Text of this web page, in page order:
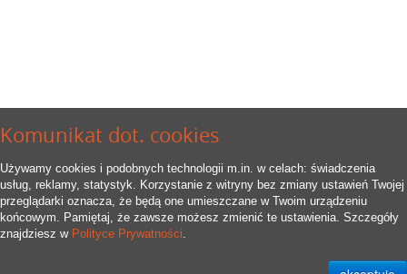
Komunikat dot. cookies
Używamy cookies i podobnych technologii m.in. w celach: świadczenia
usług, reklamy, statystyk. Korzystanie z witryny bez zmiany ustawień Twojej
przeglądarki oznacza, że będą one umieszczane w Twoim urządzeniu
końcowym. Pamiętaj, że zawsze możesz zmienić te ustawienia. Szczegóły
znajdziesz w Polityce Prywatności.